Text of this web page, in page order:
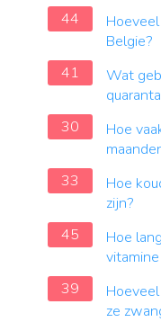
44
Belgie?
41
Wat
30
Hoe
33
Hoe
zijn?
45
Hoe
39
ze